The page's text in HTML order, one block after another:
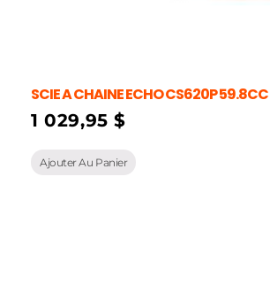
SCIE A CHAINE ECHO CS620P
1 029,95$
Ajouter Au Panier